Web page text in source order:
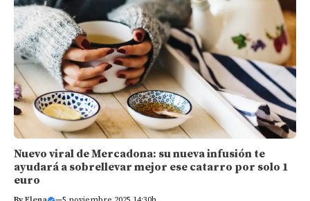
Nuevo viral de Mercadona: su nueva infusión te
ayudará a sobrellevar mejor ese catarro por solo 1
euro